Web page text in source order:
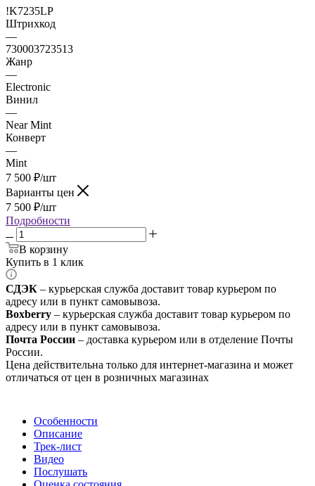
!K7235LP
Штрихкод
—
730003723513
Жанр
—
Electronic
Винил
—
Near Mint
Конверт
—
Mint
7 500 ₽/шт
Варианты цен
7 500 ₽/шт
Подробности
В корзину
Купить в 1 клик
СДЭК – курьерская служба доставит товар курьером по
адресу или в пункт самовывоза.
Boxberry – курьерская служба доставит товар курьером по
адресу или в пункт самовывоза.
Почта России – доставка курьером или в отделение Почты
России.
Цена действительна только для интернет-магазина и может
отличаться от цен в розничных магазинах
Особенности
Описание
Трек-лист
Видео
Послушать